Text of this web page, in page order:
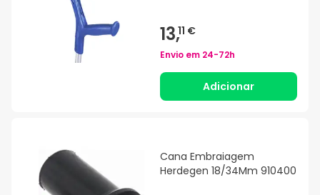
13,11 €
Envio em 24-72h
Adicionar
Cana Embraiagem
Herdegen 18/34Mm 910400